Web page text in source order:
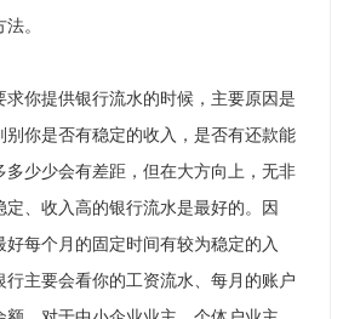
。
求你提供银行流水的时候，主要原因是
别你是否有稳定的收入，是否有还款能
多少少会有差距，但在大方向上，无非
、收入高的银行流水是最好的。因
每个月的固定时间有较为稳定的入
行主要会看你的工资流水、每月的账户